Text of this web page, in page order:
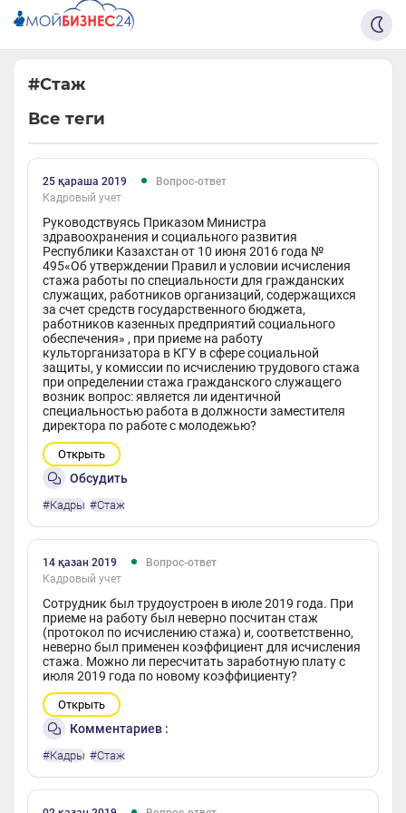
#Стаж
Все теги
25 қараша 2019
Вопрос-ответ
Кадровый учет
Руководствуясь Приказом Министра
здравоохранения и социального развития
Республики Казахстан от 10 июня 2016 года №
495«Об утверждении Правил и условии исчисления
стажа работы по специальности для гражданских
служащих, работников организаций, содержащихся
за счет средств государственного бюджета,
работников казенных предприятий социального
обеспечения» , при приеме на работу
культорганизатора в КГУ в сфере социальной
защиты, у комиссии по исчислению трудового стажа
при определении стажа гражданского служащего
возник вопрос: является ли идентичной
специальностью работа в должности заместителя
директора по работе с молодежью?
Открыть
Обсудить
#Кадры #Стаж
14 қазан 2019
Вопрос-ответ
Кадровый учет
Сотрудник был трудоустроен в июле 2019 года. При
приеме на работу был неверно посчитан стаж
(протокол по исчислению стажа) и, соответственно,
неверно был применен коэффициент для исчисления
стажа. Можно ли пересчитать заработную плату с
июля 2019 года по новому коэффициенту?
Открыть
Комментариев :
#Кадры #Стаж